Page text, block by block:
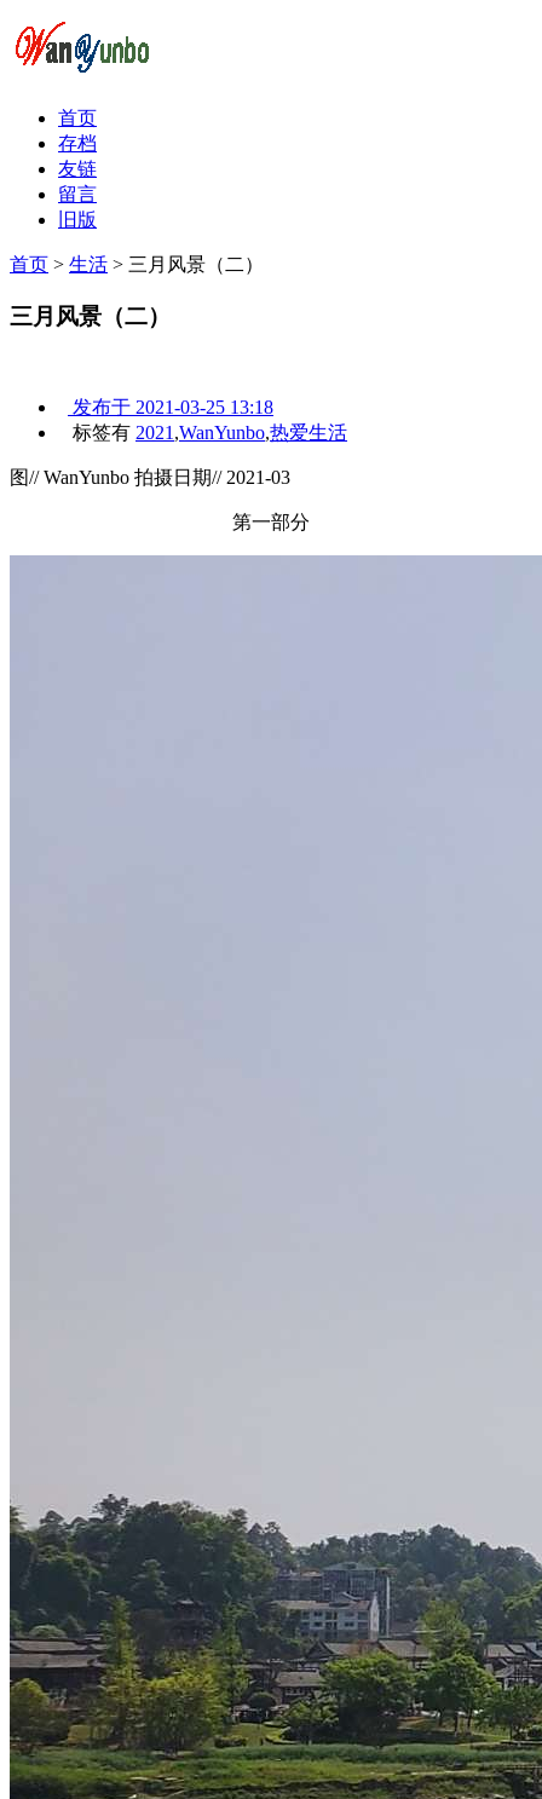
首页
存档
友链
留言
旧版
首页 > 生活 > 三月风景（二）
三月风景（二）
发布于 2021-03-25 13:18
标签有 2021,WanYunbo,热爱生活
图// WanYunbo 拍摄日期// 2021-03
第一部分